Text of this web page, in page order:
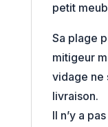
petit
Sa plage
mitigeur
vidage ne
livraison.
Il n’y a